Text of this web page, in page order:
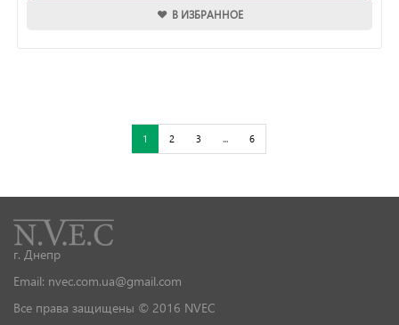
В ИЗБРАННОЕ
1 2 3 ... 6
г. Днепр
Email: nvec.com.ua@gmail.com
Все права защищены © 2016 NVEC